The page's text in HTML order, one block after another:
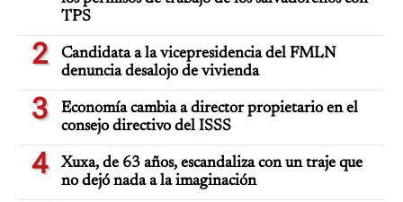
TPS
2
Candidata a la vicepresidencia del FMLN
denuncia desalojo de vivienda
3
Economía cambia a director propietario en el
consejo directivo del ISSS
4
Xuxa, de 63 años, escandaliza con un traje que
no dejó nada a la imaginación